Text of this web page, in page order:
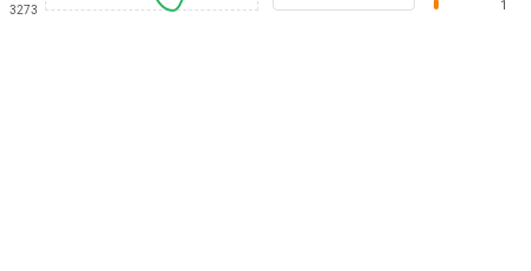
3273
1